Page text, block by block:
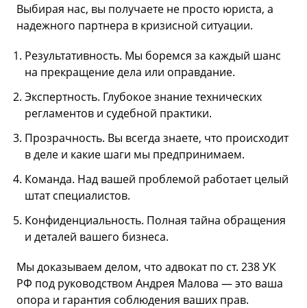
Выбирая нас, вы получаете не просто юриста, а
надежного партнера в кризисной ситуации.
Результативность. Мы боремся за каждый шанс
на прекращение дела или оправдание.
Экспертность. Глубокое знание технических
регламентов и судебной практики.
Прозрачность. Вы всегда знаете, что происходит
в деле и какие шаги мы предпринимаем.
Команда. Над вашей проблемой работает целый
штат специалистов.
Конфиденциальность. Полная тайна обращения
и деталей вашего бизнеса.
Мы доказываем делом, что адвокат по ст. 238 УК
РФ под руководством Андрея Малова — это ваша
опора и гарантия соблюдения ваших прав.